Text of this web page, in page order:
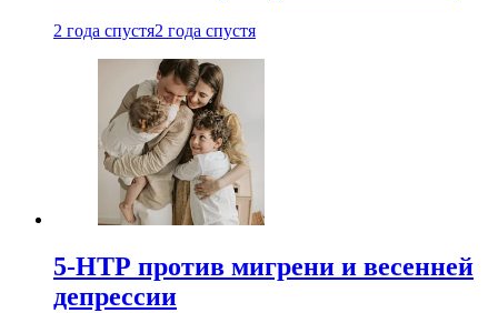
2 года спустя2 года спустя
5-НТР против мигрени и весенней
депрессии